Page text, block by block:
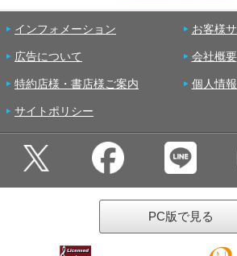
インフォメーション お客様
広告について 会社概要
特約店様・書店様ご案内 個人情
サイトポリシー
PC版で見る